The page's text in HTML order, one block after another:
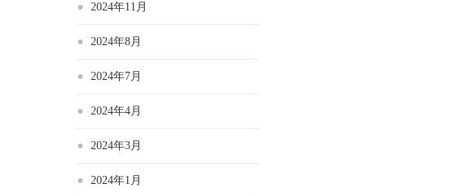
2024年11月
2024年8月
2024年7月
2024年4月
2024年3月
2024年1月